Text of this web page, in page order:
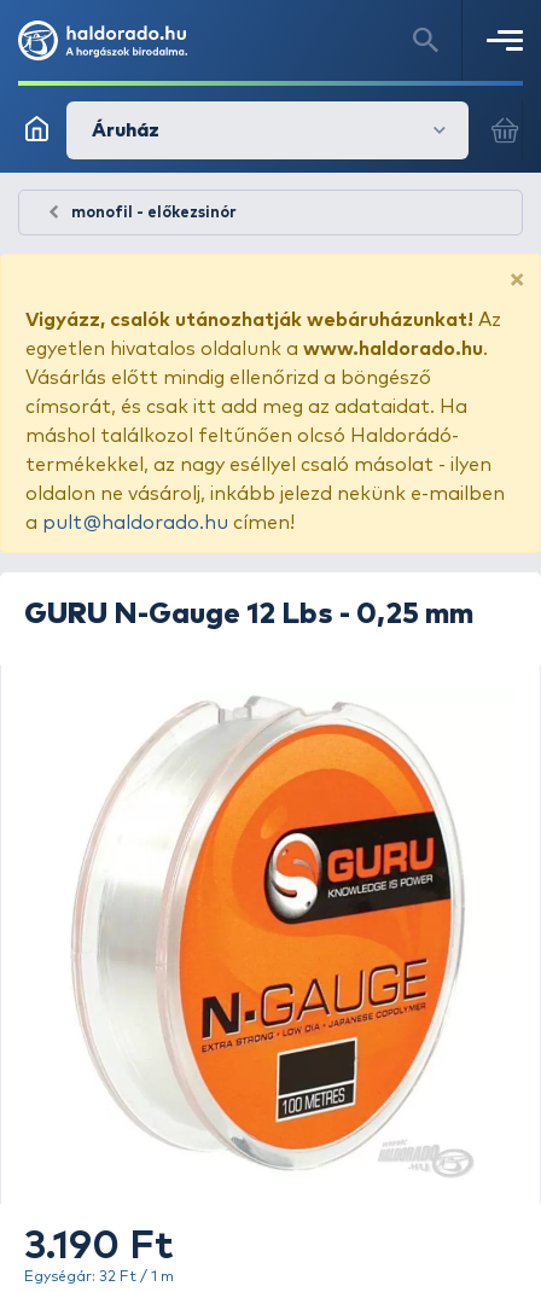
Áruház
monofil - előkezsinór
×
Vigyázz, csalók utánozhatják webáruházunkat! Az
egyetlen hivatalos oldalunk a www.haldorado.hu.
Vásárlás előtt mindig ellenőrizd a böngésző
címsorát, és csak itt add meg az adataidat. Ha
máshol találkozol feltűnően olcsó Haldorádó-
termékekkel, az nagy eséllyel csaló másolat - ilyen
oldalon ne vásárolj, inkább jelezd nekünk e-mailben
a pult@haldorado.hu címen!
GURU N-Gauge 12 Lbs - 0,25 mm
3.190 Ft
Egységár: 32 Ft / 1 m